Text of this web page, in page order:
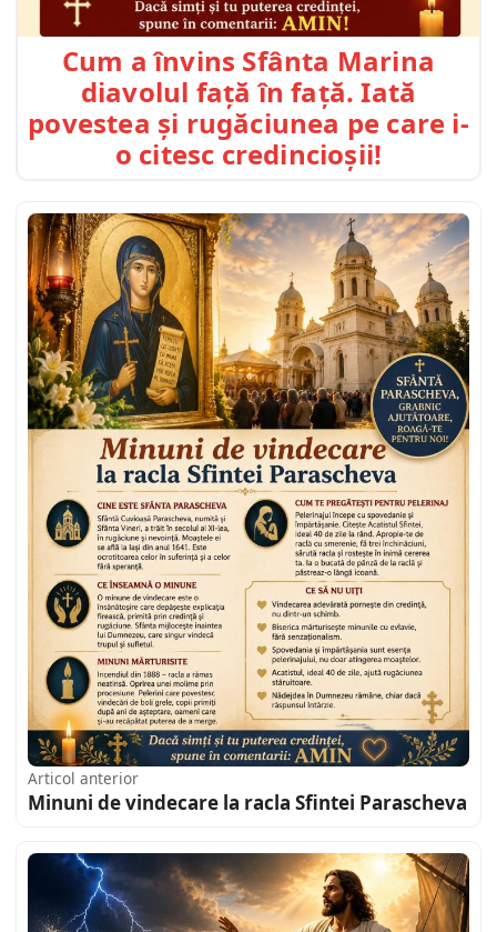
Cum a învins Sfânta Marina
diavolul față în față. Iată
povestea și rugăciunea pe care i-
o citesc credincioșii!
Articol anterior
Minuni de vindecare la racla Sfintei Parascheva